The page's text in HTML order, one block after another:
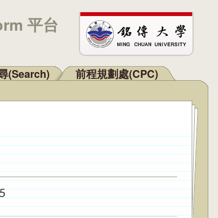
平台
(Search) 前程規劃處(CPC)